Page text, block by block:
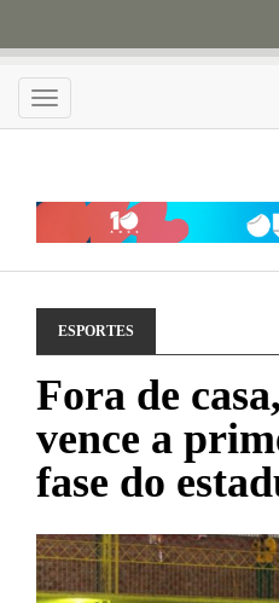
Menu
ESPORTES
Fora de
vence a
fase do